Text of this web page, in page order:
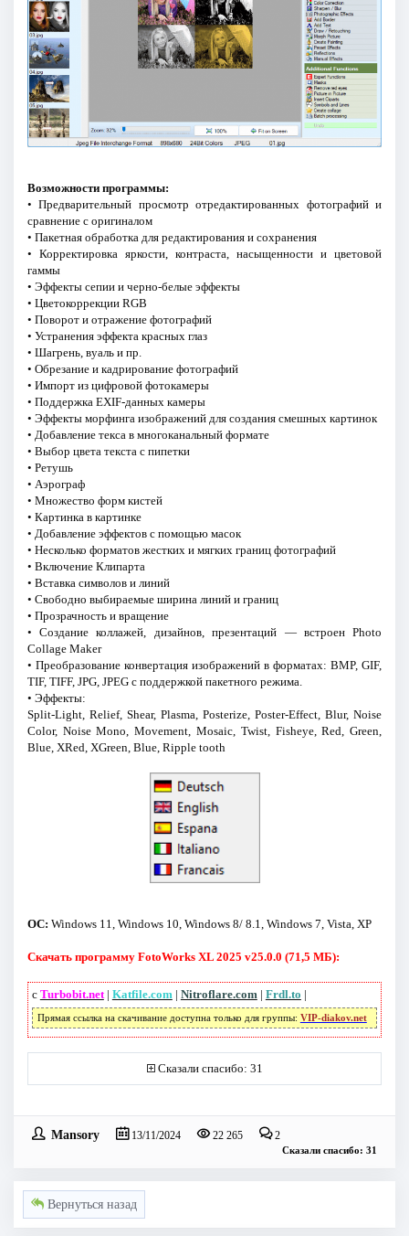
Возможности программы:
• Предварительный просмотр отредактированных фотографий и
сравнение с оригиналом
• Пакетная обработка для редактирования и сохранения
• Корректировка яркости, контраста, насыщенности и цветовой
гаммы
• Эффекты сепии и черно-белые эффекты
• Цветокоррекции RGB
• Поворот и отражение фотографий
• Устранения эффекта красных глаз
• Шагрень, вуаль и пр.
• Обрезание и кадрирование фотографий
• Импорт из цифровой фотокамеры
• Поддержка EXIF-данных камеры
• Эффекты морфинга изображений для создания смешных картинок
• Добавление текса в многоканальный формате
• Выбор цвета текста с пипетки
• Ретушь
• Аэрограф
• Множество форм кистей
• Картинка в картинке
• Добавление эффектов с помощью масок
• Несколько форматов жестких и мягких границ фотографий
• Включение Клипарта
• Вставка символов и линий
• Свободно выбираемые ширина линий и границ
• Прозрачность и вращение
• Создание коллажей, дизайнов, презентаций — встроен Photo
Collage Maker
• Преобразование конвертация изображений в форматах: BMP, GIF,
TIF, TIFF, JPG, JPEG с поддержкой пакетного режима.
• Эффекты:
Split-Light, Relief, Shear, Plasma, Posterize, Poster-Effect, Blur, Noise
Color, Noise Mono, Movement, Mosaic, Twist, Fisheye, Red, Green,
Blue, XRed, XGreen, Blue, Ripple tooth
ОС: Windows 11, Windows 10, Windows 8/ 8.1, Windows 7, Vista, XP
Скачать программу FotoWorks XL 2025 v25.0.0 (71,5 МБ):
с Turbobit.net| Katfile.com| Nitroflare.com| Frdl.to |
Прямая ссылка на скачивание доступна только для группы: VIP-diakov.net
Сказали спасибо: 31
Mansory 13/11/2024 22 265 2
Сказали спасибо: 31
Вернуться назад